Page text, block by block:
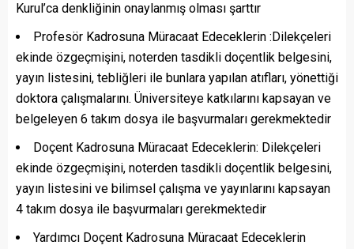
Kurul’ca denkliğinin onaylanmış olması şarttır
Profesör Kadrosuna Müracaat Edeceklerin :Dilekçeleri
ekinde özgeçmişini, noterden tasdikli doçentlik belgesini,
yayın listesini, tebliğleri ile bunlara yapılan atıfları, yönettiği
doktora çalışmalarını. Üniversiteye katkılarını kapsayan ve
belgeleyen 6 takım dosya ile başvurmaları gerekmektedir
Doçent Kadrosuna Müracaat Edeceklerin: Dilekçeleri
ekinde özgeçmişini, noterden tasdikli doçentlik belgesini,
yayın listesini ve bilimsel çalışma ve yayınlarını kapsayan
4 takım dosya ile başvurmaları gerekmektedir
Yardımcı Doçent Kadrosuna Müracaat Edeceklerin